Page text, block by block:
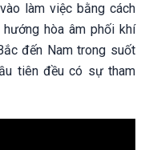
làm việc bằng cách
hòa âm phối khí
đến Nam trong suốt
tiên đều có sự tham